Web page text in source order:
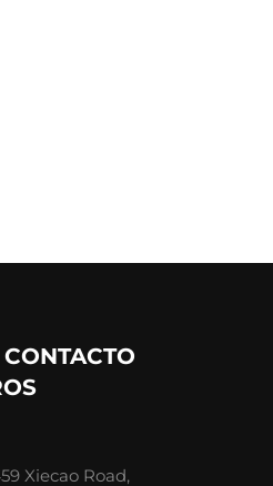
Xiecao Road,